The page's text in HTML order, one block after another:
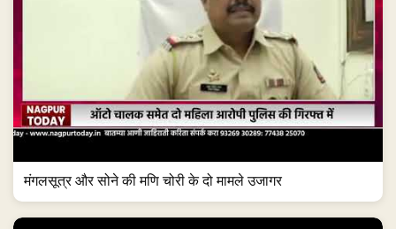
मंगलसूत्र और सोने की मणि चोरी के दो मामले उजागर